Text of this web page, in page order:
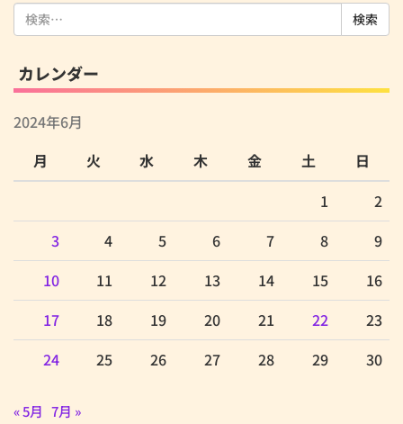
検
索:
カレンダー
2024年6月
月
火 水 木 金 土
日
1
2
3
4 5 6 7 8
9
10
11 12 13 14 15
16
17
18 19 20 21 22
23
24
25 26 27 28 29 30
« 5月 7月 »